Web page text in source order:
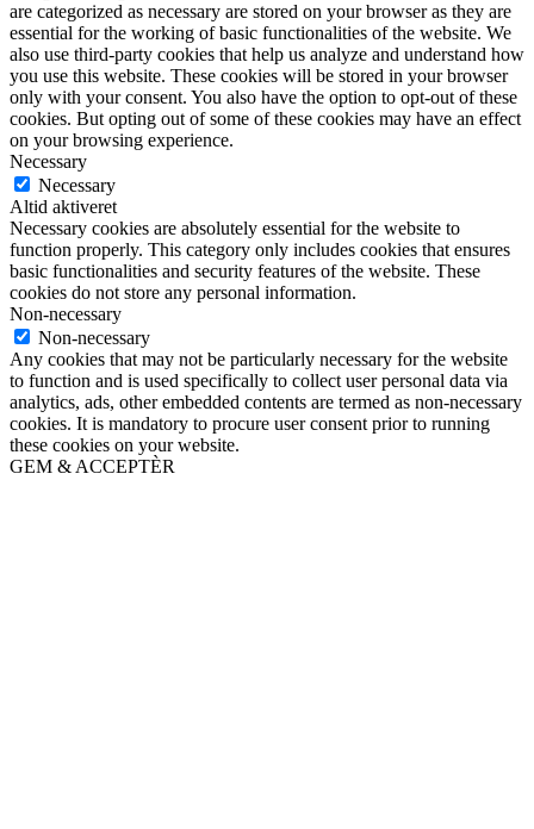
are categorized as necessary are stored on your browser as they are
essential for the working of basic functionalities of the website. We
also use third-party cookies that help us analyze and understand how
you use this website. These cookies will be stored in your browser
only with your consent. You also have the option to opt-out of these
cookies. But opting out of some of these cookies may have an effect
on your browsing experience.
Necessary
Necessary
Altid aktiveret
Necessary cookies are absolutely essential for the website to
function properly. This category only includes cookies that ensures
basic functionalities and security features of the website. These
cookies do not store any personal information.
Non-necessary
Non-necessary
Any cookies that may not be particularly necessary for the website
to function and is used specifically to collect user personal data via
analytics, ads, other embedded contents are termed as non-necessary
cookies. It is mandatory to procure user consent prior to running
these cookies on your website.
GEM & ACCEPTÈR